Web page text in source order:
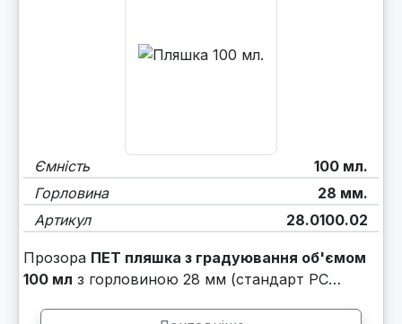
Ємність
100 мл.
Горловина
28 мм.
Артикул
28.0100.02
Прозора ПЕТ пляшка з градуювання об'ємом
100 мл з горловиною 28 мм (стандарт PC…